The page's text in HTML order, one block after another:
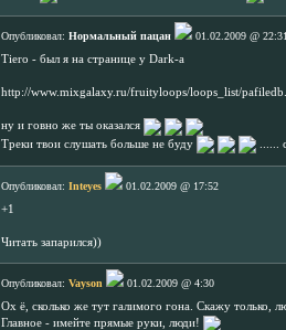
Опубликовал: Нормальный пацан
01.02.2009 @
Tiero - был я на странице у Dark-а
http://www.mixgalaxy.ru/fruityloops/loops_list/
ну и говно же ты оказался
Треки твои слушать больше не буду
......
Опубликовал: Inteyes
01.02.2009 @ 17:52
+1
Читать запарился))
Опубликовал: Vayson
01.02.2009 @ 4:30
Ох ё, сколько же тут галимого гона. Скажу только,
Главное - имейте прямые руки, люди!